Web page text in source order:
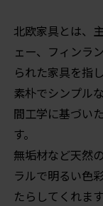
北欧家具とは、
ェー、フィンラ
られた家具を指し
素朴でシンプル
間工学に基づい
す。
無垢材など天然
ラルで明るい色
たらしてくれます